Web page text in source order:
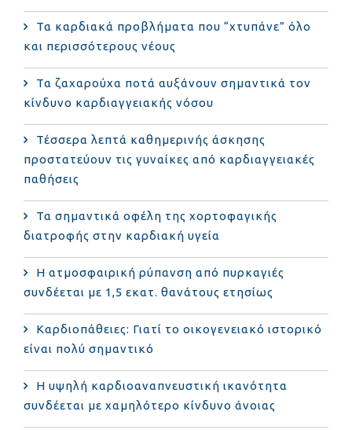
Τα καρδιακά προβλήματα που “χτυπάνε” όλο
και περισσότερους νέους
Τα ζαχαρούχα ποτά αυξάνουν σημαντικά τον
κίνδυνο καρδιαγγειακής νόσου
Τέσσερα λεπτά καθημερινής άσκησης
προστατεύουν τις γυναίκες από καρδιαγγειακές
παθήσεις
Τα σημαντικά οφέλη της χορτοφαγικής
διατροφής στην καρδιακή υγεία
Η ατμοσφαιρική ρύπανση από πυρκαγιές
συνδέεται με 1,5 εκατ. θανάτους ετησίως
Καρδιοπάθειες: Γιατί το οικογενειακό ιστορικό
είναι πολύ σημαντικό
Η υψηλή καρδιοαναπνευστική ικανότητα
συνδέεται με χαμηλότερο κίνδυνο άνοιας